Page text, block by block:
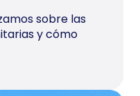
sobre las
y cómo